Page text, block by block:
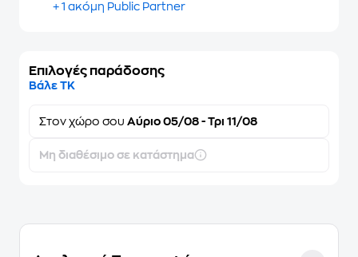
+ 1 ακόμη Public Partner
Επιλογές παράδοσης
Βάλε ΤΚ
Στον χώρο σου Αύριο 05/08 - Τρι 11/08
Μη διαθέσιμο σε κατάστημα